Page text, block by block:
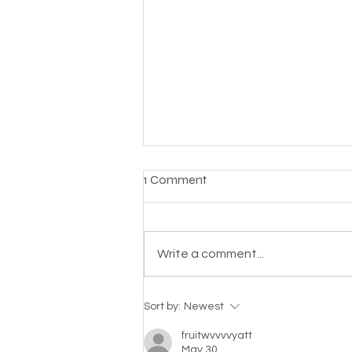
1 Comment
Write a comment...
Sort by: Newest
fruitwvvvvyatt